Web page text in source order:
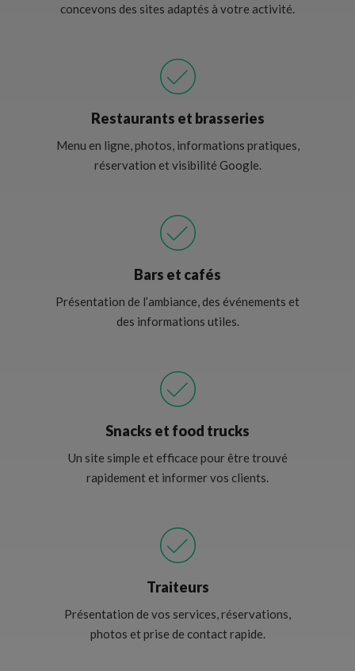
concevons des sites adaptés à votre activité.
Restaurants et brasseries
Menu en ligne, photos, informations pratiques,
réservation et visibilité Google.
Bars et cafés
Présentation de l’ambiance, des événements et
des informations utiles.
Snacks et food trucks
Un site simple et efficace pour être trouvé
rapidement et informer vos clients.
Traiteurs
Présentation de vos services, réservations,
photos et prise de contact rapide.